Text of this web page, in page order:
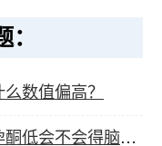
数值偏高？
不会得脑垂体瘤？